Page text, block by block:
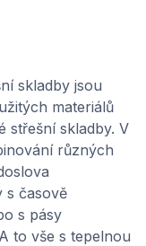
fólie (1 ×
skladby jsou
materiálů
střešní skladby. V
různých
s časově
s pásy
to vše s tepelnou